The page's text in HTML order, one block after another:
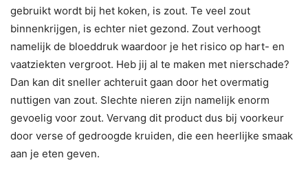
gebruikt wordt bij het koken, is zout. Te veel zout
binnenkrijgen, is echter niet gezond. Zout verhoogt
namelijk de bloeddruk waardoor je het risico op hart- en
vaatziekten vergroot. Heb jij al te maken met nierschade?
Dan kan dit sneller achteruit gaan door het overmatig
nuttigen van zout. Slechte nieren zijn namelijk enorm
gevoelig voor zout. Vervang dit product dus bij voorkeur
door verse of gedroogde kruiden, die een heerlijke smaak
aan je eten geven.